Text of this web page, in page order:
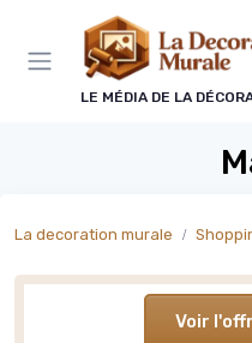
LE MÉDIA DE LA
La decoration murale
Voir
Panneau de gestion des